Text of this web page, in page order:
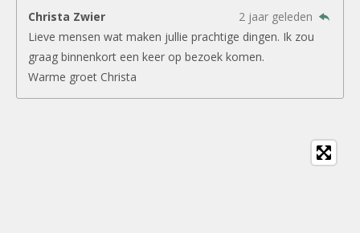
Christa Zwier
2 jaar geleden
Lieve mensen wat maken jullie prachtige dingen. Ik zou
graag binnenkort een keer op bezoek komen.
Warme groet Christa